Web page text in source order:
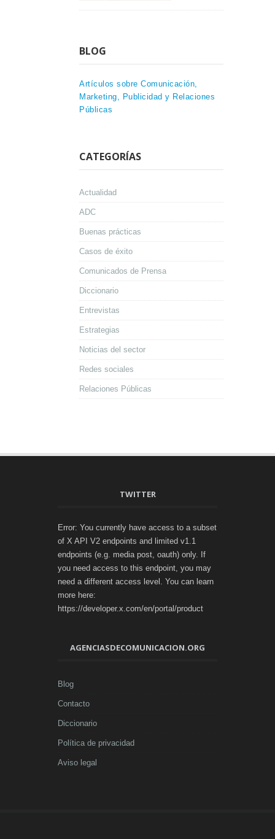
BLOG
Artículos sobre Comunicación,
Marketing, Publicidad y Relaciones
Públicas
CATEGORÍAS
Actualidad
ADC
Buenas prácticas
Casos de éxito
Comunicados de Prensa
Diccionario
Entrevistas
Estrategias
Noticias del sector
Redes sociales
Relaciones Públicas
TWITTER
Error: You currently have access to a subset
of X API V2 endpoints and limited v1.1
endpoints (e.g. media post, oauth) only. If
you need access to this endpoint, you may
need a different access level. You can learn
more here:
https://developer.x.com/en/portal/product
AGENCIASDECOMUNICACION.ORG
Blog
Contacto
Diccionario
Política de privacidad
Aviso legal